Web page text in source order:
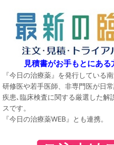
見積書がお手もとにあ
『今日の治療薬』を発行している
研修医や若手医師、非専門医が日
疾患､臨床検査に関する厳選した解
スです。
『今日の治療薬WEB』とも連携。